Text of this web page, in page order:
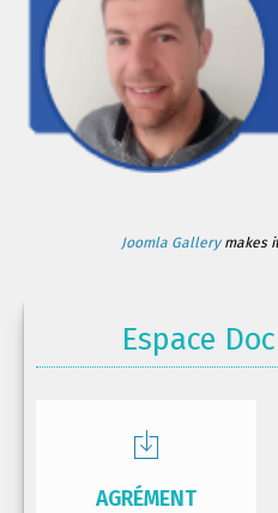
Joomla Gallerymakes
Espace
AGRÉMENT